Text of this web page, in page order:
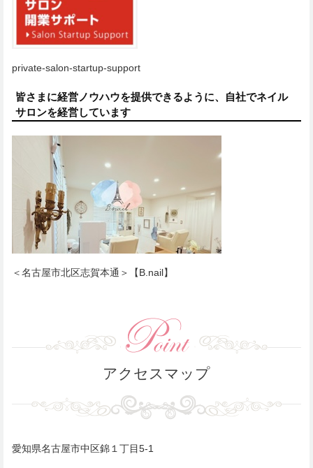
private-salon-startup-support
皆さまに経営ノウハウを提供できるように、自社でネイル
サロンを経営しています
＜名古屋市北区志賀本通＞【B.nail】
アクセスマップ
愛知県名古屋市中区錦１丁目5-1